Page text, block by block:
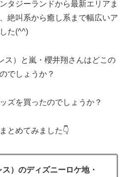
タジーランドから最新エリアま
絶叫系から癒し系まで幅広いア
た(^^)
ス）と嵐・櫻井翔さんはどこの
でしょうか？
ズを買ったのでしょうか？
とめてみました👇
）のディズニーロケ地・